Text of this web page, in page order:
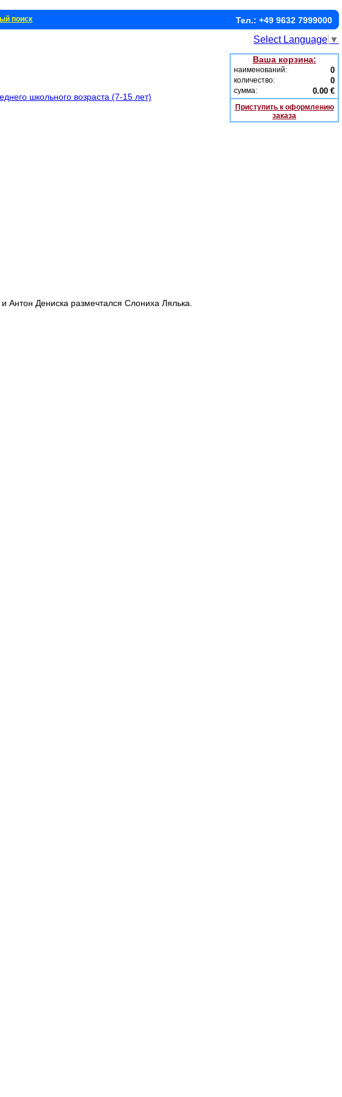
поиск Тел.: +49 9632 7999000
Select Language ▼
школьного возраста (7-15 лет)
Дениска размечтался Слониха Лялька.
Ваша корзина:
наименований: 0
количество: 0
сумма: 0.00 €
Приступить к оформлению
заказа